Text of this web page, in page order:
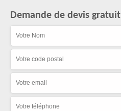
Demande de devis gratuit